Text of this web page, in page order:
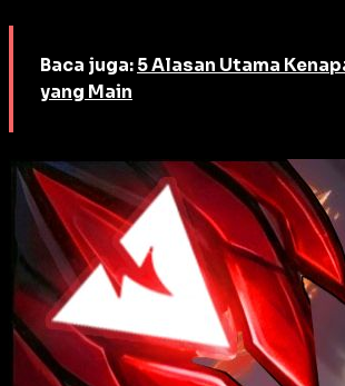
Baca juga: 5 Alasan Utama
yang Main